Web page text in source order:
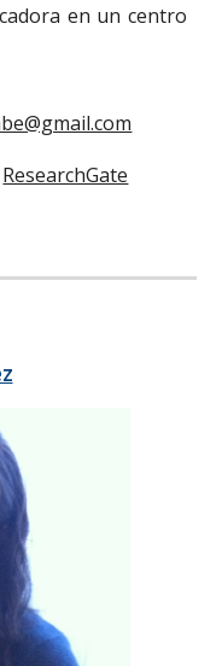
en un centro
ResearchGate